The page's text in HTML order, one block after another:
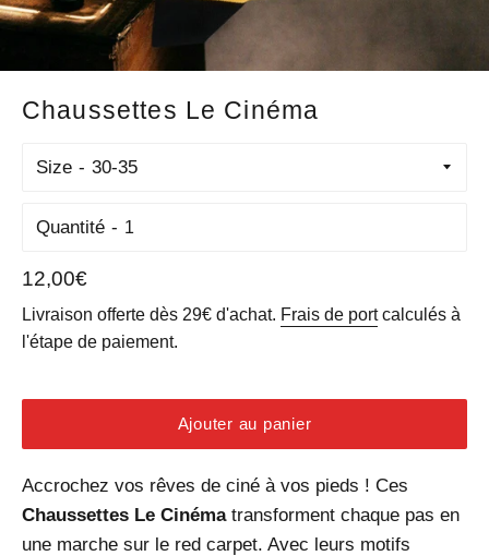
Chaussettes Le Cinéma
Size
Quantité
Prix
régulier
12,00€
Livraison offerte dès 29€ d'achat. Frais de portcalculés à
l'étape de paiement.
Ajouter au panier
Accrochez vos rêves de ciné à vos pieds ! Ces
Chaussettes Le Cinématransforment chaque pas en
une marche sur le red carpet. Avec leurs motifs